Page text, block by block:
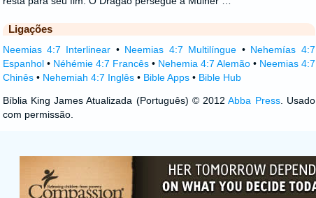
Ligações
Neemias 4:7 Interlinear • Neemias 4:7 Multilíngue • Nehemías 4:7
Espanhol• Néhémie 4:7 Francês• Nehemia 4:7 Alemão• Neemias 4:7
Chinês• Nehemiah 4:7 Inglês• Bible Apps• Bible Hub
Bíblia King James Atualizada (Português) © 2012Abba Press. Usado
com permissão.